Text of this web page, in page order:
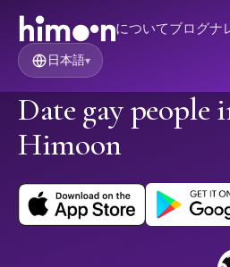
についてブログナ
日本語▾
Date gay
Himoon